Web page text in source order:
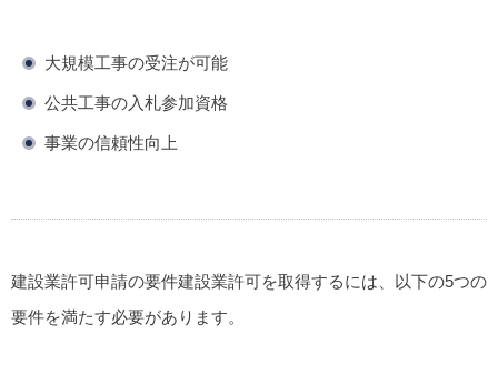
大規模工事の受注が可能
公共工事の入札参加資格
事業の信頼性向上
建設業許可申請の要件建設業許可を取得するには、以下の5つの
要件を満たす必要があります。